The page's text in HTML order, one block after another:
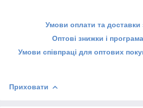
Умови оплати та доставки
Оптові знижки і програма
Умови співпраці для оптових
Приховати